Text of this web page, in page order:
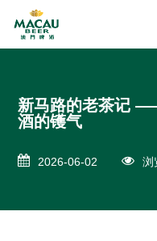
新马路的老茶记
酒的镬气
2026-06-02 浏